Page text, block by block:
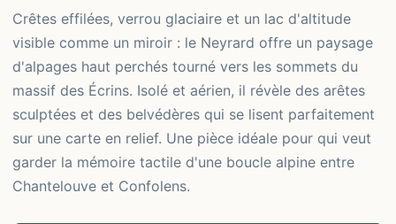
Crêtes effilées, verrou glaciaire et un lac d'altitude
visible comme un miroir : le Neyrard offre un paysage
d'alpages haut perchés tourné vers les sommets du
massif des Écrins. Isolé et aérien, il révèle des arêtes
sculptées et des belvédères qui se lisent parfaitement
sur une carte en relief. Une pièce idéale pour qui veut
garder la mémoire tactile d'une boucle alpine entre
Chantelouve et Confolens.